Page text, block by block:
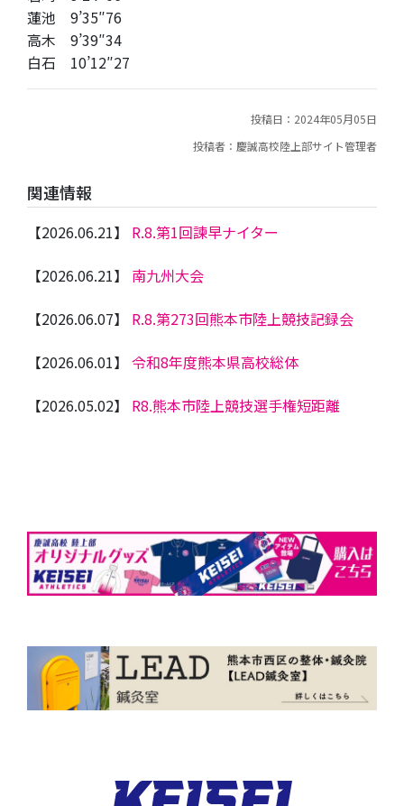
蓮池 9’35″76
高木 9’39″34
白石 10’12″27
投稿日：2024年05月05日
投稿者：慶誠高校陸上部サイト管理者
関連情報
【2026.06.21】
R.8.第1回諫早ナイター
【2026.06.21】
南九州大会
【2026.06.07】
R.8.第273回熊本市陸上競技記録会
【2026.06.01】 令和8年度熊本県高校総体
【2026.05.02】
R8.熊本市陸上競技選手権短距離